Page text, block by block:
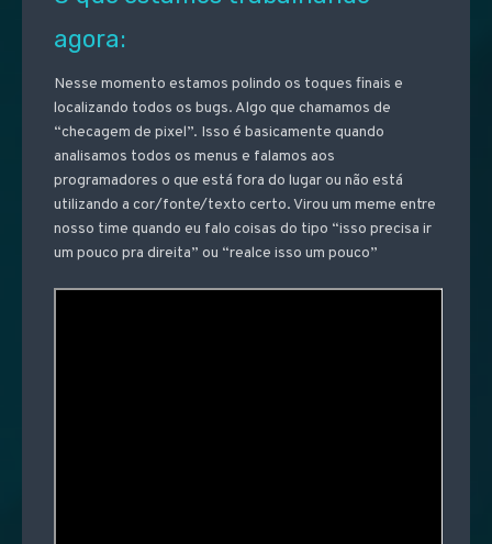
agora:
Nesse momento estamos polindo os toques finais e
localizando todos os bugs. Algo que chamamos de
“checagem de pixel”. Isso é basicamente quando
analisamos todos os menus e falamos aos
programadores o que está fora do lugar ou não está
utilizando a cor/fonte/texto certo. Virou um meme entre
nosso time quando eu falo coisas do tipo “isso precisa ir
um pouco pra direita” ou “realce isso um pouco”